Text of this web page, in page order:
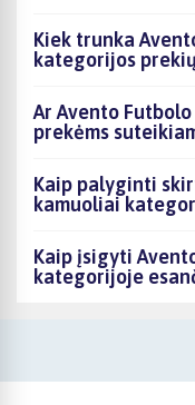
Kiek trunka
kategorijos
Ar Avento
prekėms
Kaip palyginti
kamuoliai
Kaip įsigyti
kategorijoje